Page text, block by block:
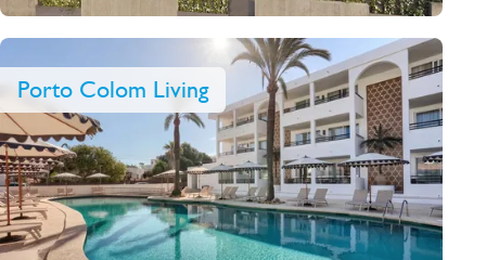
Porto Colom Living